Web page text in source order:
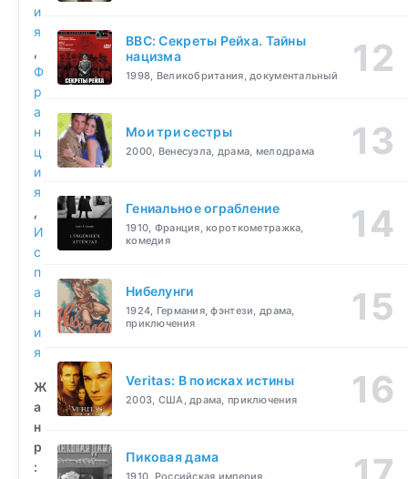
и
я
,
Ф
р
а
н
ц
и
я
,
И
с
п
а
н
и
я
Ж
а
н
р
:
BBC: Секреты Рейха. Тайны
нацизма
1998, Великобритания, документальный
Мои три сестры
2000, Венесуэла, драма, мелодрама
Гениальное ограбление
1910, Франция, короткометражка,
комедия
Нибелунги
1924, Германия, фэнтези, драма,
приключения
Veritas: В поисках истины
2003, США, драма, приключения
Пиковая дама
1910, Российская империя,